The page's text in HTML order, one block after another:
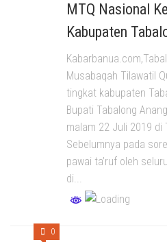
MTQ Nasional
Kabupaten
Musabaqah Tilawatil
tingkat kabupaten
Bupati Tabalong
malam 22 Juli 2019 di
Sebelumnya pada
pawai ta’ruf oleh
di...
0